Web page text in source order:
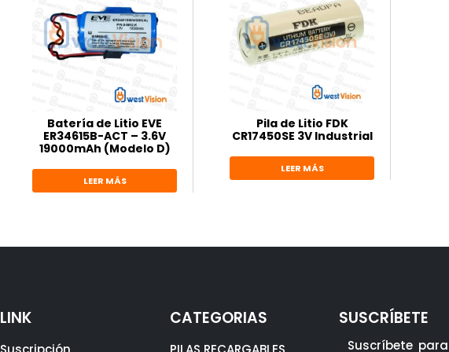
Batería de Litio EVE
ER34615B-ACT – 3.6V
19000mAh (Modelo D)
LEER MÁS
Pila de Litio FDK
CR17450SE 3V Industrial
LEER MÁS
LINK CATEGORIAS SUSCRÍBETE
Suscríbete